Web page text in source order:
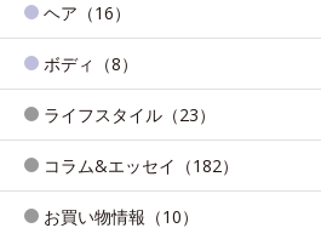
ヘア（16）
ボディ（8）
ライフスタイル（23）
コラム&エッセイ（182）
お買い物情報（10）